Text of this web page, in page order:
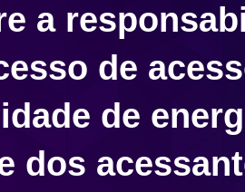
a
de
de
dos